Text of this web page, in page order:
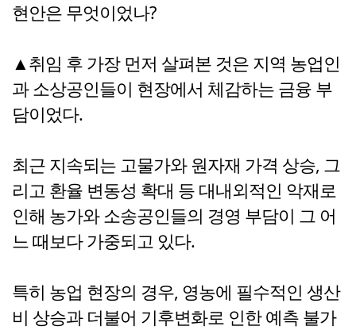
현안은 무엇이었나?
▲취임 후 가장 먼저 살펴본 것은 지역 농업인
과 소상공인들이 현장에서 체감하는 금융 부
담이었다.
최근 지속되는 고물가와 원자재 가격 상승, 그
리고 환율 변동성 확대 등 대내외적인 악재로
인해 농가와 소송공인들의 경영 부담이 그 어
느 때보다 가중되고 있다.
특히 농업 현장의 경우, 영농에 필수적인 생산
비 상승과 더불어 기후변화로 인한 예측 불가